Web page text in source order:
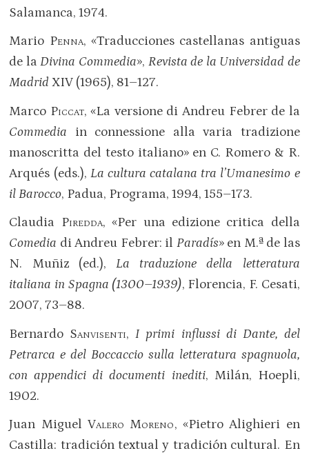
Salamanca, 1974.
Mario Penna, «Traducciones castellanas antiguas
de laDivina Commedia», Revista de la Universidad de
MadridXIV (1965), 81–127.
Marco Piccat, «La versione di Andreu Febrer de la
Commedia in connessione alla varia tradizione
manoscritta del testo italiano» en C. Romero & R.
Arqués (eds.), La cultura catalana tra l’Umanesimo e
il Barocco, Padua, Programa, 1994, 155–173.
Claudia Piredda, «Per una edizione critica della
Comedia di Andreu Febrer: il Paradís» en M.ª de las
N. Muñiz (ed.), La traduzione della letteratura
italiana in Spagna (1300–1939), Florencia, F. Cesati,
2007, 73–88.
Bernardo Sanvisenti,I primi influssi di Dante, del
Petrarca e del Boccaccio sulla letteratura spagnuola,
con appendici di documenti inediti, Milán, Hoepli,
1902.
Juan MiguelValero Moreno, «Pietro Alighieri en
Castilla: tradición textual y tradición cultural. En